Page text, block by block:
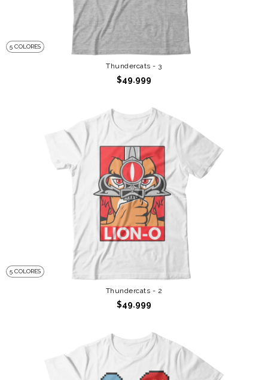
5 COLORES
Thundercats - 3
$49.999
5 COLORES
Thundercats - 2
$49.999